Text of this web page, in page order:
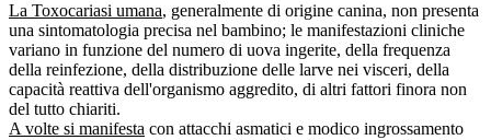
La Toxocariasi umana, generalmente di origine canina, non presenta
una sintomatologia precisa nel bambino; le manifestazioni cliniche
variano in funzione del numero di uova ingerite, della frequenza
della reinfezione, della distribuzione delle larve nei visceri, della
capacità reattiva dell'organismo aggredito, di altri fattori finora non
del tutto chiariti.
A volte si manifesta con attacchi asmatici e modico ingrossamento